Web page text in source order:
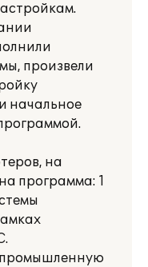
произвели
начальное
на
программа: 1
промышленную